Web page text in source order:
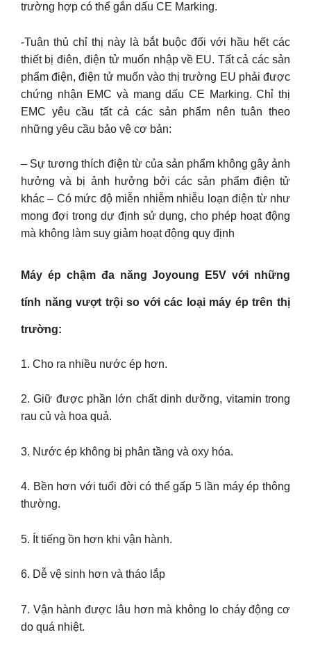
trường hợp có thể gắn dấu CE Marking.
-Tuân thủ chỉ thị này là bắt buộc đối với hầu hết các
thiết bị điên, điện tử muốn nhập về EU. Tất cả các sản
phẩm điện, điện tử muốn vào thị trường EU phải được
chứng nhận EMC và mang dấu CE Marking. Chỉ thị
EMC yêu cầu tất cả các sản phẩm nên tuân theo
những yêu cầu bảo vệ cơ bản:
– Sự tương thích điện từ của sản phẩm không gây ảnh
hưởng và bị ảnh hưởng bởi các sản phẩm điện tử
khác – Có mức độ miễn nhiễm nhiễu loạn điện từ như
mong đợi trong dự định sử dụng, cho phép hoạt động
mà không làm suy giảm hoạt động quy định
Máy ép chậm đa năng Joyoung E5V với những
tính năng vượt trội so với các loại máy ép trên thị
trường:
1. Cho ra nhiều nước ép hơn.
2. Giữ được phần lớn chất dinh dưỡng, vitamin trong
rau củ và hoa quả.
3. Nước ép không bị phân tầng và oxy hóa.
4. Bền hơn với tuổi đời có thể gấp 5 lần máy ép thông
thường.
5. Ít tiếng ồn hơn khi vận hành.
6. Dễ vệ sinh hơn và tháo lắp
7. Vận hành được lâu hơn mà không lo cháy động cơ
do quá nhiệt.